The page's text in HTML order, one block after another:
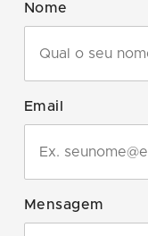
Nome
Email
Mensagem